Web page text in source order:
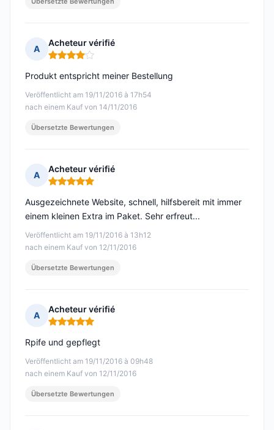
A
Acheteur vérifié
Hinweis: 4 von 5
Veröffentlicht am 19/11/2016 à 17h54
nach einem Kauf von 14/11/2016
Produkt entspricht meiner Bestellung
Übersetzte Bewertungen
A
Acheteur vérifié
Hinweis: 5 von 5
Veröffentlicht am 19/11/2016 à 13h12
nach einem Kauf von 12/11/2016
Ausgezeichnete Website, schnell, hilfsbereit mit immer
einem kleinen Extra im Paket. Sehr erfreut...
Übersetzte Bewertungen
A
Acheteur vérifié
Hinweis: 5 von 5
Veröffentlicht am 19/11/2016 à 09h48
nach einem Kauf von 12/11/2016
Rpife und gepflegt
Übersetzte Bewertungen